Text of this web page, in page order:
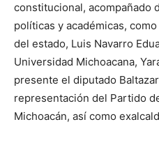
constitucional, acompañado
políticas y académicas,
del estado, Luis Navarro
Universidad Michoacana,
presente el diputado
representación del Partido
Michoacán, así como